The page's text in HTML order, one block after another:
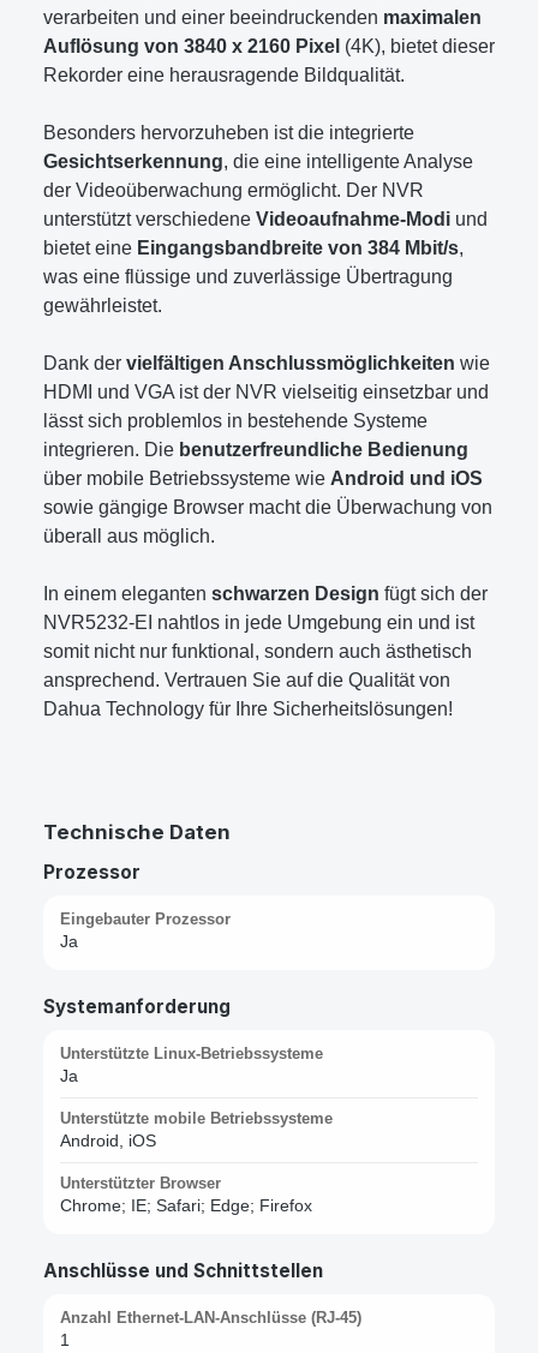
verarbeiten und einer beeindruckenden maximalen
Auflösung von 3840 x 2160 Pixel (4K), bietet dieser
Rekorder eine herausragende Bildqualität.
Besonders hervorzuheben ist die integrierte
Gesichtserkennung, die eine intelligente Analyse
der Videoüberwachung ermöglicht. Der NVR
unterstützt verschiedene Videoaufnahme-Modi und
bietet eine Eingangsbandbreite von 384 Mbit/s,
was eine flüssige und zuverlässige Übertragung
gewährleistet.
Dank der vielfältigen Anschlussmöglichkeiten wie
HDMI und VGA ist der NVR vielseitig einsetzbar und
lässt sich problemlos in bestehende Systeme
integrieren. Die benutzerfreundliche Bedienung
über mobile Betriebssysteme wie Android und iOS
sowie gängige Browser macht die Überwachung von
überall aus möglich.
In einem eleganten schwarzen Design fügt sich der
NVR5232-EI nahtlos in jede Umgebung ein und ist
somit nicht nur funktional, sondern auch ästhetisch
ansprechend. Vertrauen Sie auf die Qualität von
Dahua Technology für Ihre Sicherheitslösungen!
Technische Daten
Prozessor
Eingebauter Prozessor
Ja
Systemanforderung
Unterstützte Linux-Betriebssysteme
Ja
Unterstützte mobile Betriebssysteme
Android, iOS
Unterstützter Browser
Chrome; IE; Safari; Edge; Firefox
Anschlüsse und Schnittstellen
Anzahl Ethernet-LAN-Anschlüsse (RJ-45)
1